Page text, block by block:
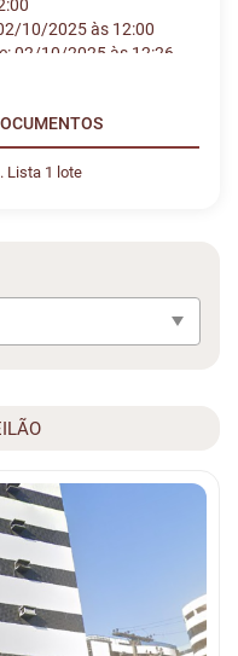
10/2025 às 12:00
02/10/2025 às 12:26
haverá
às 12:00
Lista 1 lote